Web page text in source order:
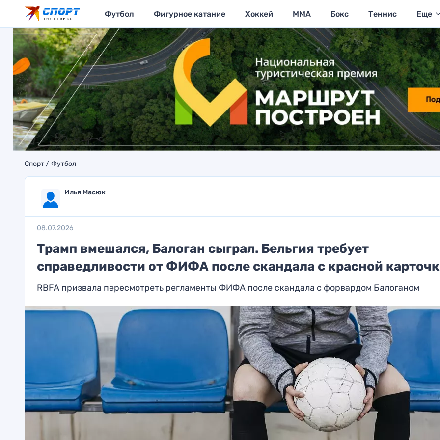
Футбол Фигурное катание Хоккей MMA Бокс Теннис Еще
Спорт Футбол
Илья Масюк
08.07.2026
Трамп вмешался, Балоган сыграл. Бельгия требует
справедливости от ФИФА после скандала с красной
RBFA призвала пересмотреть регламенты ФИФА после скандала с форвардом Балоганом